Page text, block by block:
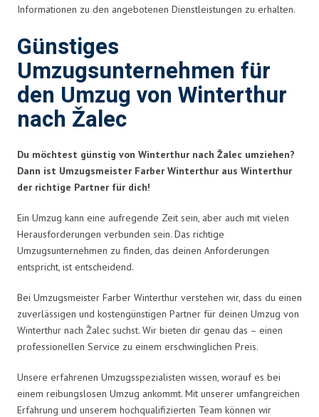
Informationen zu den angebotenen Dienstleistungen zu erhalten.
Günstiges
Umzugsunternehmen für
den Umzug von Winterthur
nach Žalec
Du möchtest günstig von Winterthur nach Žalec umziehen?
Dann ist Umzugsmeister Farber Winterthur aus Winterthur
der richtige Partner für dich!
Ein Umzug kann eine aufregende Zeit sein, aber auch mit vielen
Herausforderungen verbunden sein. Das richtige
Umzugsunternehmen zu finden, das deinen Anforderungen
entspricht, ist entscheidend.
Bei Umzugsmeister Farber Winterthur verstehen wir, dass du einen
zuverlässigen und kostengünstigen Partner für deinen Umzug von
Winterthur nach Žalec suchst. Wir bieten dir genau das – einen
professionellen Service zu einem erschwinglichen Preis.
Unsere erfahrenen Umzugsspezialisten wissen, worauf es bei
einem reibungslosen Umzug ankommt. Mit unserer umfangreichen
Erfahrung und unserem hochqualifizierten Team können wir